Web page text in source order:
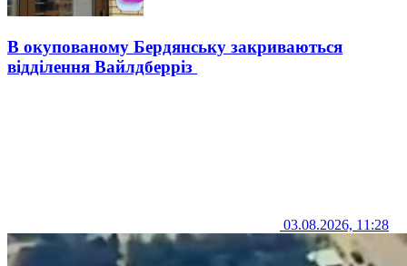
В окупованому Бердянську закриваються
відділення Вайлдберріз
03.08.2026, 11:28